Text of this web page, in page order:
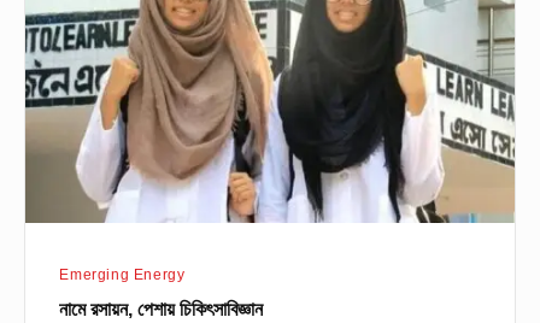
চিকিৎসাবিজ্ঞান
Emerging Energy
নামে রসায়ন, পেশায় চিকিৎসাবিজ্ঞান